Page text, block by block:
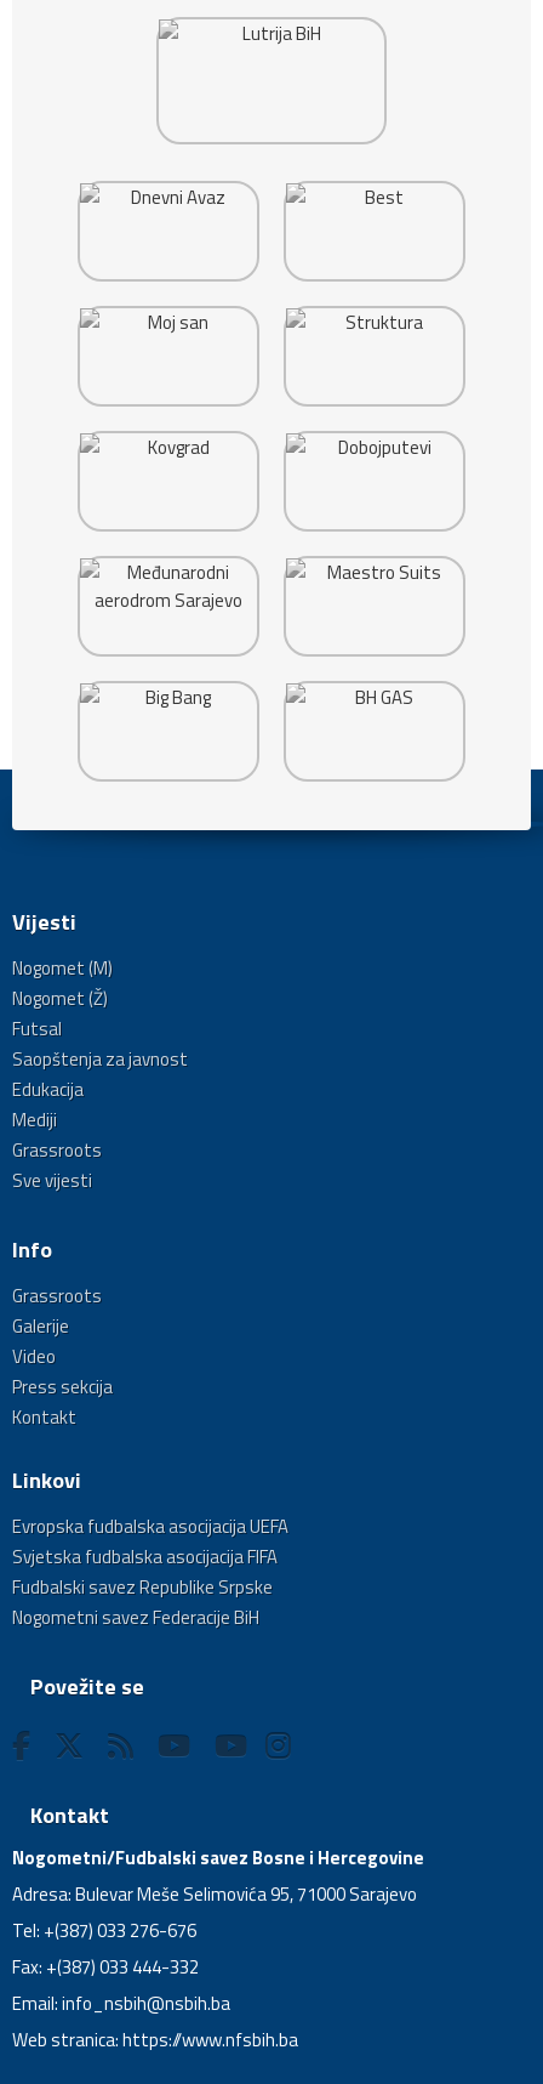
Vijesti
Nogomet (M)
Nogomet (Ž)
Futsal
Saopštenja za javnost
Edukacija
Mediji
Grassroots
Sve vijesti
Info
Grassroots
Galerije
Video
Press sekcija
Kontakt
Linkovi
Evropska fudbalska asocijacija UEFA
Svjetska fudbalska asocijacija FIFA
Fudbalski savez Republike Srpske
Nogometni savez Federacije BiH
Povežite se
Kontakt
Nogometni/Fudbalski savez Bosne i Hercegovine
Adresa: Bulevar Meše Selimovića 95, 71000 Sarajevo
Tel: +(387) 033 276-676
Fax: +(387) 033 444-332
Email:info_nsbih@nsbih.ba
Web stranica: https://www.nfsbih.ba